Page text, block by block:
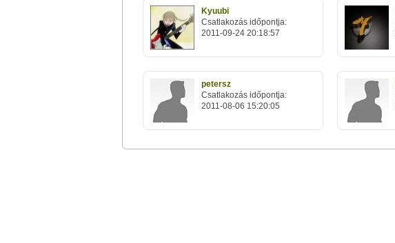
Kyuubi
Csatlakozás időpontja:
2011-09-24 20:18:57
petersz
Csatlakozás időpontja:
2011-08-06 15:20:05